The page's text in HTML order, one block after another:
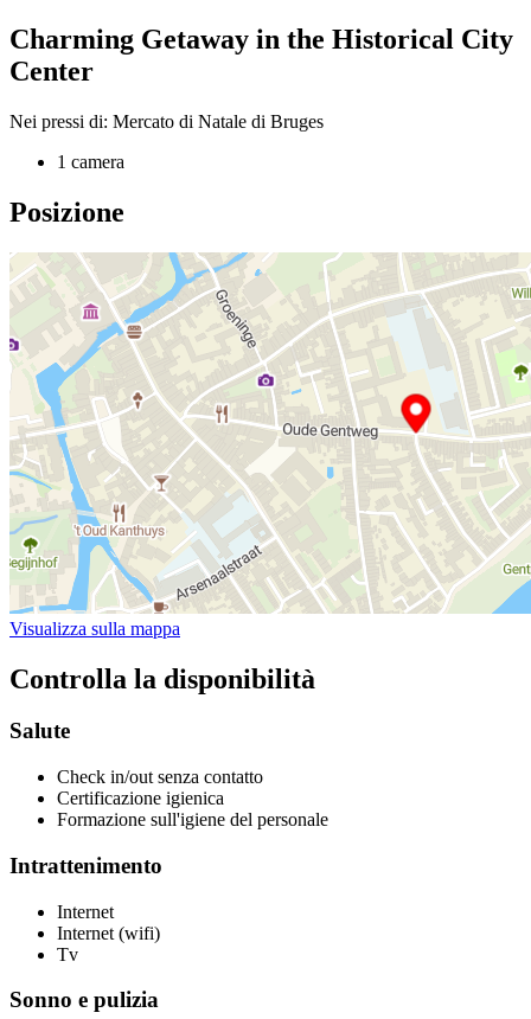
Charming Getaway in the Historical City
Center
Nei pressi di: Mercato di Natale di Bruges
1 camera
Posizione
Visualizza sulla mappa
Controlla la disponibilità
Salute
Check in/out senza contatto
Certificazione igienica
Formazione sull'igiene del personale
Intrattenimento
Internet
Internet (wifi)
Tv
Sonno e pulizia